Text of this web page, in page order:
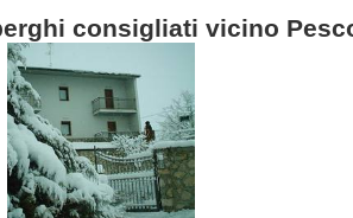
consigliati vicino